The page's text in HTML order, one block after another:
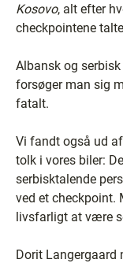
Kosovo, alt efter
checkpointene
Albansk og
forsøger man sig
fatalt.
Vi fandt også ud
tolk i vores biler:
serbisktalende
ved et checkpoint.
livsfarligt at være
Dorit Langergaard